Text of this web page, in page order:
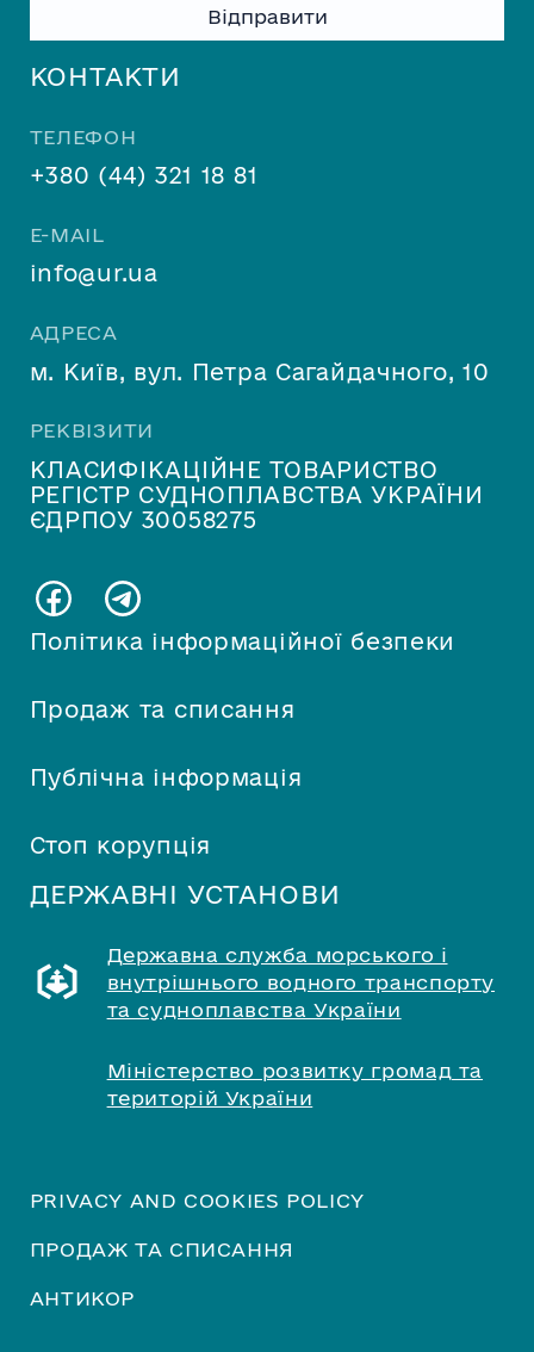
Політика інформаційної безпеки
Продаж та списання
Публічна інформація
Стоп корупція
КОНТАКТИ
ТЕЛЕФОН
+380 (44) 321 18 81
E-MAIL
info@ur.ua
АДРЕСА
м. Київ, вул. Петра Сагайдачного, 10
РЕКВІЗИТИ
КЛАСИФІКАЦІЙНЕ ТОВАРИСТВО
РЕГІСТР СУДНОПЛАВСТВА УКРАЇНИ
ЄДРПОУ 30058275
field
ДЕРЖАВНІ УСТАНОВИ
Державна служба морського і
внутрішнього водного транспорту
та судноплавства України
Міністерство розвитку громад та
територій України
PRIVACY AND COOKIES POLICY
ПРОДАЖ ТА СПИСАННЯ
АНТИКОР